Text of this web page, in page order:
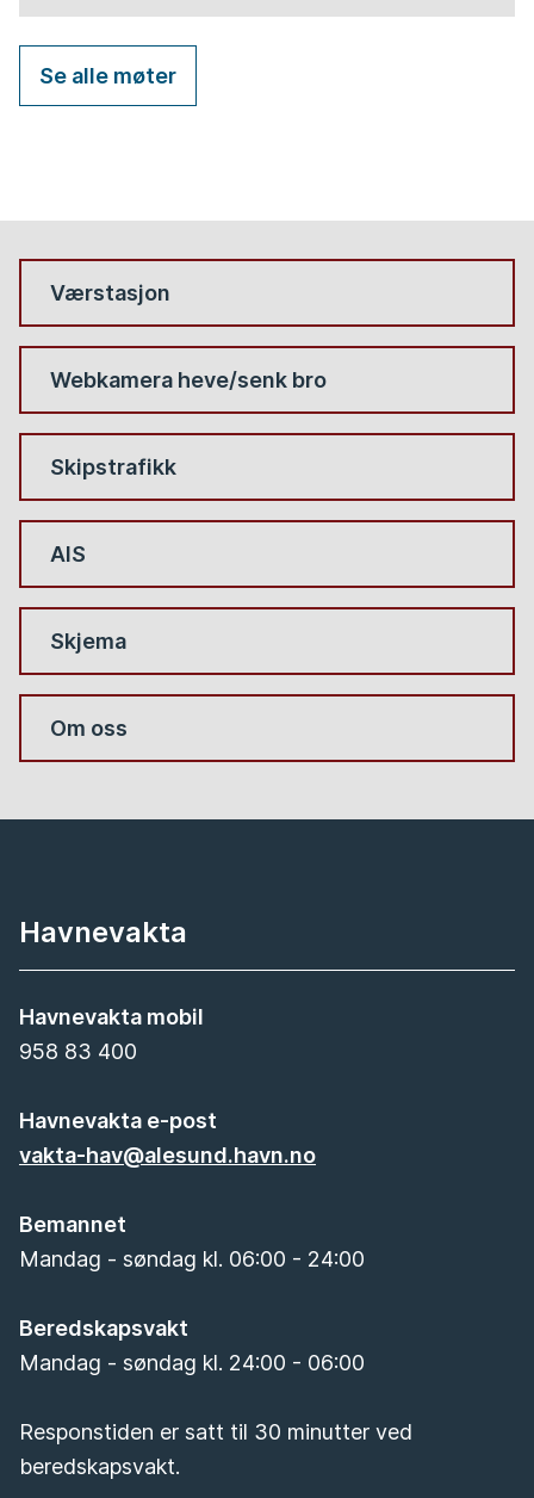
Se alle møter
Værstasjon
Webkamera heve/senk bro
Skipstrafikk
AIS
Skjema
Om oss
Havnevakta
Havnevakta mobil
958 83 400
Havnevakta e-post
vakta-hav@alesund.havn.no
Bemannet
Mandag - søndag kl. 06:00 - 24:00
Beredskapsvakt
Mandag - søndag kl. 24:00 - 06:00
Responstiden er satt til 30 minutter ved
beredskapsvakt.